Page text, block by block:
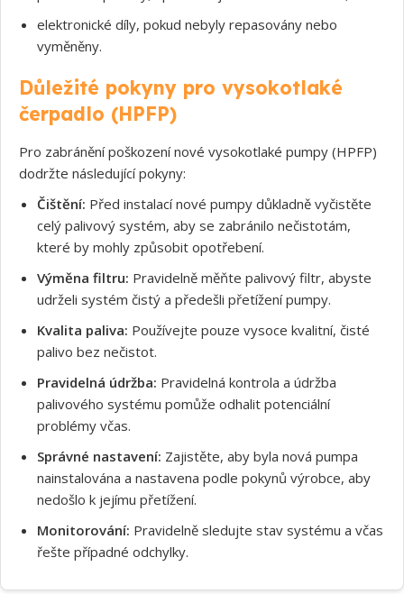
elektronické díly, pokud nebyly repasovány nebo
vyměněny.
Důležité pokyny pro vysokotlaké
čerpadlo (HPFP)
Pro zabránění poškození nové vysokotlaké pumpy (HPFP)
dodržte následující pokyny:
Čištění: Před instalací nové pumpy důkladně vyčistěte
celý palivový systém, aby se zabránilo nečistotám,
které by mohly způsobit opotřebení.
Výměna filtru: Pravidelně měňte palivový filtr, abyste
udrželi systém čistý a předešli přetížení pumpy.
Kvalita paliva: Používejte pouze vysoce kvalitní, čisté
palivo bez nečistot.
Pravidelná údržba: Pravidelná kontrola a údržba
palivového systému pomůže odhalit potenciální
problémy včas.
Správné nastavení: Zajistěte, aby byla nová pumpa
nainstalována a nastavena podle pokynů výrobce, aby
nedošlo k jejímu přetížení.
Monitorování: Pravidelně sledujte stav systému a včas
řešte případné odchylky.
Souhlasím s GDPR